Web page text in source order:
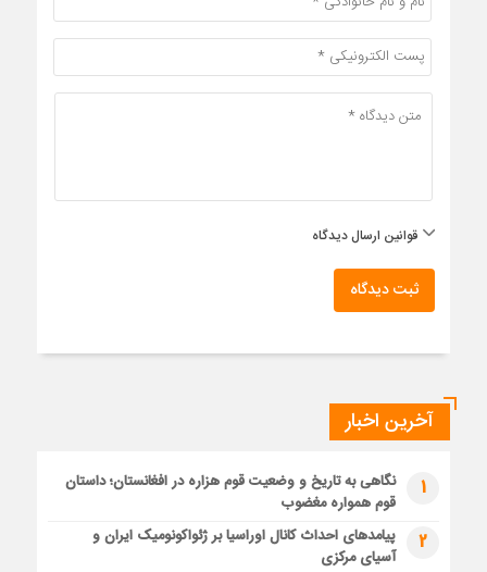
قوانین ارسال دیدگاه
ثبت دیدگاه
آخرین اخبار
1
نگاهی به تاریخ و وضعیت قوم هزاره در افغانستان؛ داستان
قوم همواره مغضوب
2
پیامدهای احداث کانال اوراسیا بر ژئواکونومیک ایران و
آسیای مرکزی